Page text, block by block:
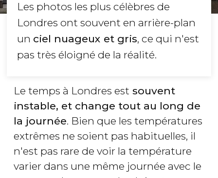
Les photos les plus célèbres de
Londres ont souvent en arrière-plan
un ciel nuageux et gris, ce qui n'est
pas très éloigné de la réalité.
Le temps à Londres est souvent
instable, et change tout au long de
la journée. Bien que les températures
extrêmes ne soient pas habituelles, il
n'est pas rare de voir la température
varier dans une même journée avec le